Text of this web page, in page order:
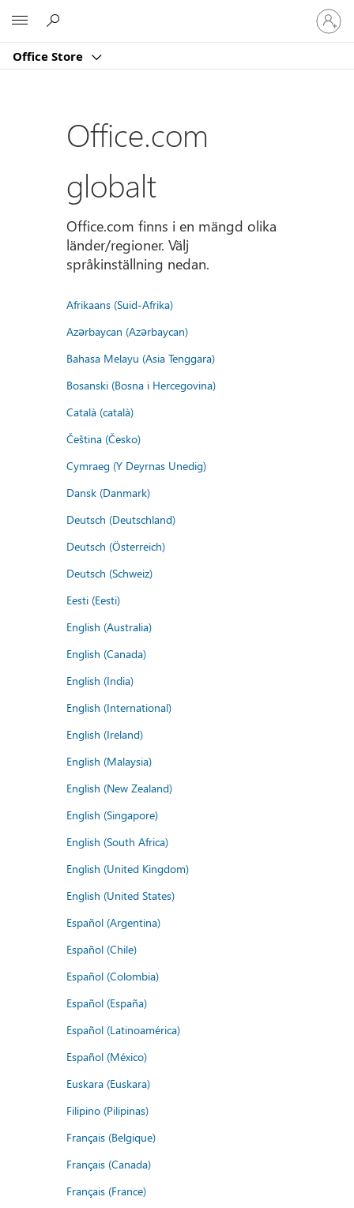
Office Store
Logga
in
på
konto
Office.com
globalt
Office.com finns i en mängd olika
länder/regioner. Välj
språkinställning nedan.
Afrikaans (Suid-Afrika)
Azərbaycan (Azərbaycan)
Bahasa Melayu (Asia Tenggara)
Bosanski (Bosna i Hercegovina)
Català (català)
Čeština (Česko)
Cymraeg (Y Deyrnas Unedig)
Dansk (Danmark)
Deutsch (Deutschland)
Deutsch (Österreich)
Deutsch (Schweiz)
Eesti (Eesti)
English (Australia)
English (Canada)
English (India)
English (International)
English (Ireland)
English (Malaysia)
English (New Zealand)
English (Singapore)
English (South Africa)
English (United Kingdom)
English (United States)
Español (Argentina)
Español (Chile)
Español (Colombia)
Español (España)
Español (Latinoamérica)
Español (México)
Euskara (Euskara)
Filipino (Pilipinas)
Français (Belgique)
Français (Canada)
Français (France)